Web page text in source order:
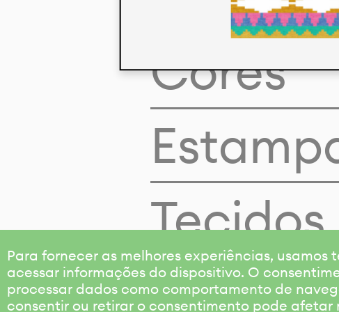
Para fornecer as melhores experiências,
acessar informações do dispositivo. O
processar dados como comportamento de
consentir ou retirar o consentimento pode
Cores
Tecidos